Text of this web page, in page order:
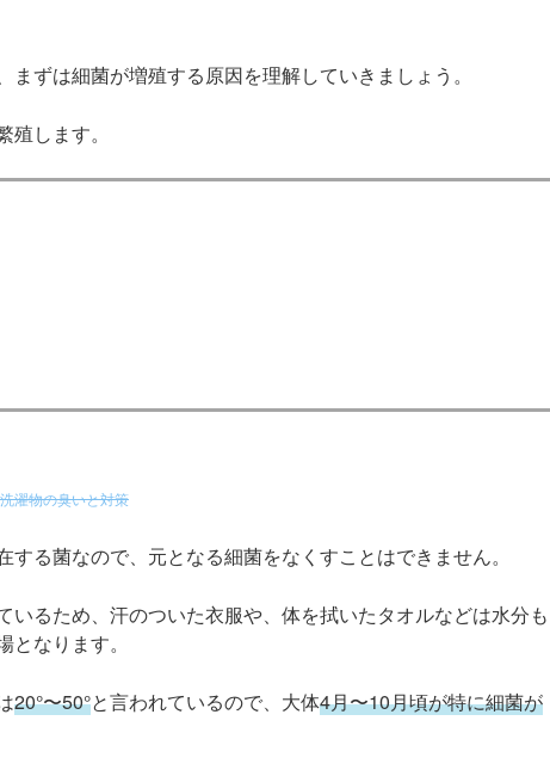
ずは細菌が増殖する原因を理解していきましょう。
します。
濯物の臭いと対策
る菌なので、元となる細菌をなくすことはできません。
いるため、汗のついた衣服や、体を拭いたタオルなどは水分も
なります。
20°〜50°と言われているので、大体4月〜10月頃が特に細菌が